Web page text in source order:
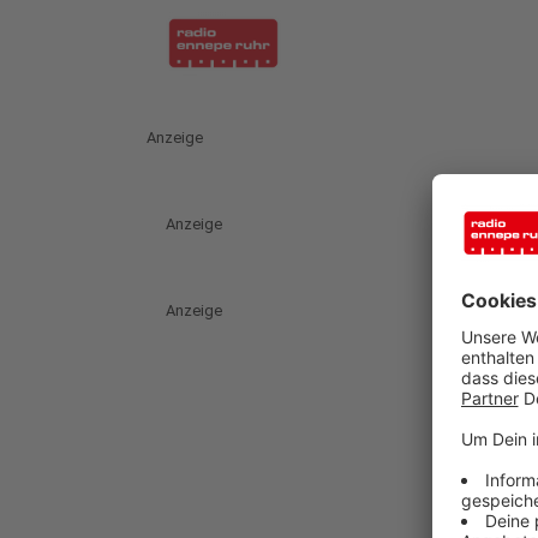
Anzeige
Anzeige
Anzeige